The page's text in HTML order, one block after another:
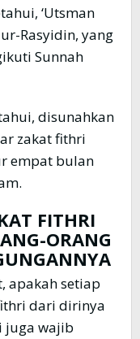
‘Utsman
Rasyidin, yang
Sunnah
disunahkan
zakat fithri
empat bulan
FITHRI
ORANG
apakah setiap
dari dirinya
juga wajib